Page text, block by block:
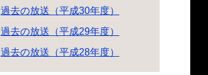
過去の放送（平成30年度）
過去の放送（平成29年度）
過去の放送（平成28年度）